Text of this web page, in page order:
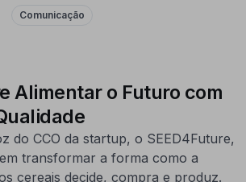
Comunicação
Alimentar o Futuro com
do CCO da startup, o SEED4Future,
transformar a forma como a
cereais decide, compra e produz.